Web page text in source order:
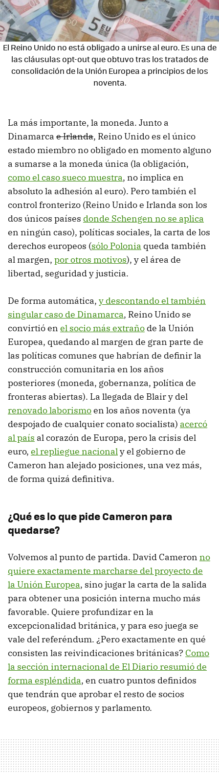
El Reino Unido no está obligado a unirse al euro. Es una de
las cláusulas opt-out que obtuvo tras los tratados de
consolidación de la Unión Europea a principios de los
noventa.
La más importante, la moneda. Junto a
Dinamarca e Irlanda, Reino Unido es el único
estado miembro no obligado en momento alguno
a sumarse a la moneda única (la obligación,
como el caso sueco muestra, no implica en
absoluto la adhesión al euro). Pero también el
control fronterizo (Reino Unido e Irlanda son los
dos únicos países donde Schengen no se aplica
en ningún caso), políticas sociales, la carta de los
derechos europeos (sólo Polonia queda también
al margen, por otros motivos), y el área de
libertad, seguridad y justicia.
De forma automática, y descontando el también
singular caso de Dinamarca, Reino Unido se
convirtió en el socio más extraño de la Unión
Europea, quedando al margen de gran parte de
las políticas comunes que habrían de definir la
construcción comunitaria en los años
posteriores (moneda, gobernanza, política de
fronteras abiertas). La llegada de Blair y del
renovado laborismoen los años noventa (ya
despojado de cualquier conato socialista) acercó
al país al corazón de Europa, pero la crisis del
euro, el repliegue nacionaly el gobierno de
Cameron han alejado posiciones, una vez más,
de forma quizá definitiva.
¿Qué es lo que pide Cameron para
quedarse?
Volvemos al punto de partida. David Cameron no
quiere exactamente marcharse del proyecto de
la Unión Europea, sino jugar la carta de la salida
para obtener una posición interna mucho más
favorable. Quiere profundizar en la
excepcionalidad británica, y para eso juega se
vale del referéndum. ¿Pero exactamente en qué
consisten las reivindicaciones británicas? Como
la sección internacional de El Diario resumió de
forma espléndida, en cuatro puntos definidos
que tendrán que aprobar el resto de socios
europeos, gobiernos y parlamento.